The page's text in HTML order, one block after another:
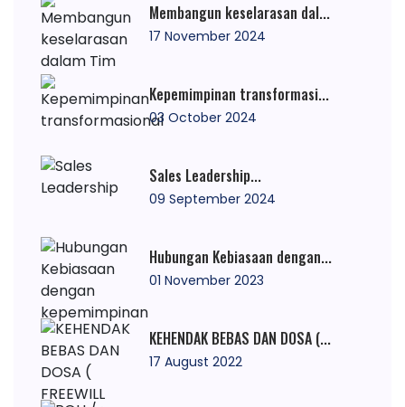
Membangun keselarasan dal...
17 November 2024
Kepemimpinan transformasi...
03 October 2024
Sales Leadership...
09 September 2024
Hubungan Kebiasaan dengan...
01 November 2023
KEHENDAK BEBAS DAN DOSA (...
17 August 2022